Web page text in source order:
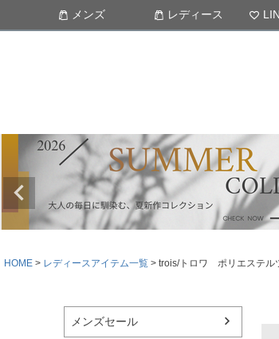
メンズ レディース
HOME レディースアイテム一覧 trois/トロワ ポリエステ
メンズセール